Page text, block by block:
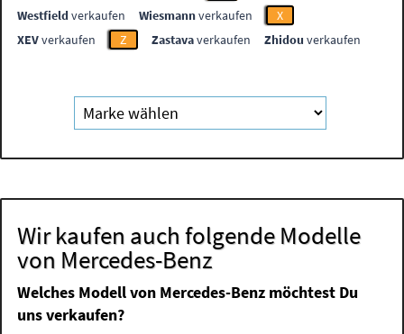
Westfieldverkaufen Wiesmannverkaufen
X
XEVverkaufen Z Zastavaverkaufen Zhidou verkaufen
Wir kaufen auch folgende Modelle
von Mercedes-Benz
Welches Modell von Mercedes-Benz möchtest Du
uns verkaufen?